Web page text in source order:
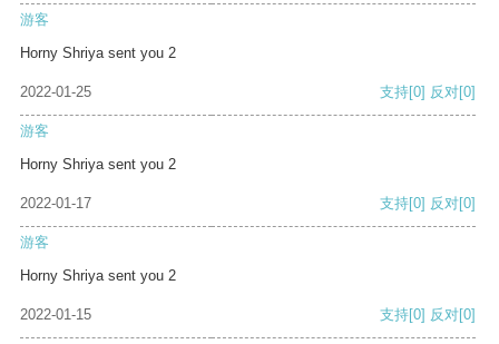
游客
Horny Shriya sent you 2
2022-01-25 支持[0] 反对[0]
游客
Horny Shriya sent you 2
2022-01-17 支持[0] 反对[0]
游客
Horny Shriya sent you 2
2022-01-15 支持[0] 反对[0]